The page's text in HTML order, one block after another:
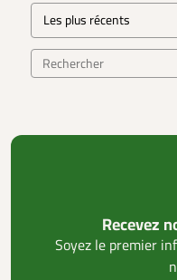
Recevez
Soyez le premier